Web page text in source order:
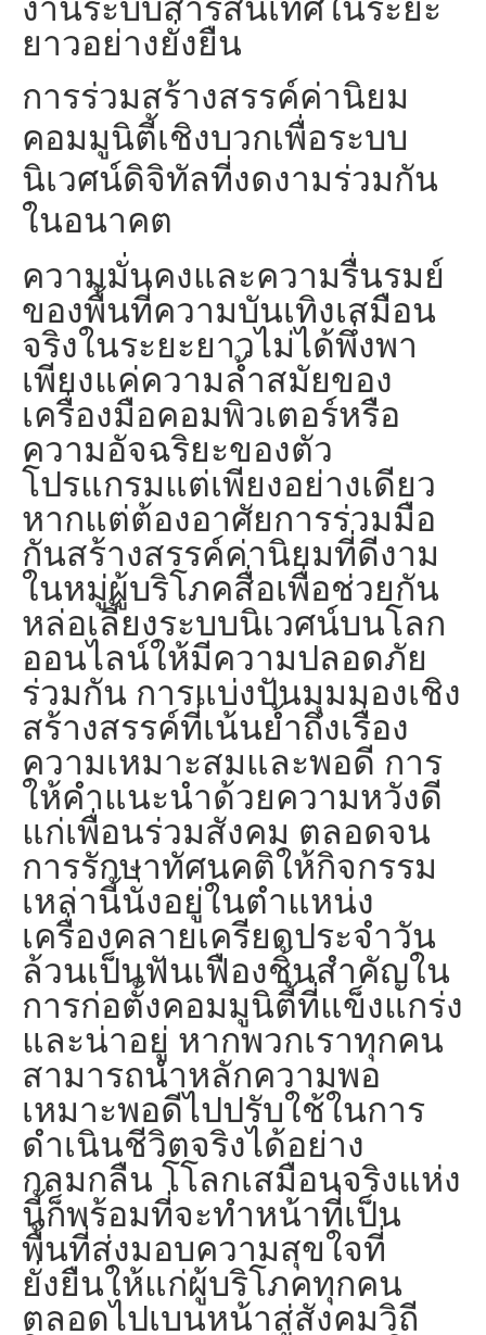
ยาวอย่างยั่งยืน
การร่วมสร้างสรรค์ค่านิยม
คอมมูนิตี้เชิงบวกเพื่อระบบ
นิเวศน์ดิจิทัลที่งดงามร่วมกัน
ในอนาคต
ความมั่นคงและความรื่นรมย์
ของพื้นที่ความบันเทิงเสมือน
จริงในระยะยาวไม่ได้พึ่งพา
เพียงแค่ความล้ำสมัยของ
เครื่องมือคอมพิวเตอร์หรือ
ความอัจฉริยะของตัว
โปรแกรมแต่เพียงอย่างเดียว
หากแต่ต้องอาศัยการร่วมมือ
กันสร้างสรรค์ค่านิยมที่ดีงาม
ในหมู่ผู้บริโภคสื่อเพื่อช่วยกัน
หล่อเลี้ยงระบบนิเวศน์บนโลก
ออนไลน์ให้มีความปลอดภัย
ร่วมกัน การแบ่งปันมุมมองเชิง
สร้างสรรค์ที่เน้นย้ำถึงเรื่อง
ความเหมาะสมและพอดี การ
ให้คำแนะนำด้วยความหวังดี
แก่เพื่อนร่วมสังคม ตลอดจน
การรักษาทัศนคติให้กิจกรรม
เหล่านี้นั่งอยู่ในตำแหน่ง
เครื่องคลายเครียดประจำวัน
ล้วนเป็นฟันเฟืองชิ้นสำคัญใน
การก่อตั้งคอมมูนิตี้ที่แข็งแกร่ง
และน่าอยู่ หากพวกเราทุกคน
สามารถนำหลักความพอ
เหมาะพอดีไปปรับใช้ในการ
ดำเนินชีวิตจริงได้อย่าง
กลมกลืน โโลกเสมือนจริงแห่ง
นี้ก็พร้อมที่จะทำหน้าที่เป็น
พื้นที่ส่งมอบความสุขใจที่
ยั่งยืนให้แก่ผู้บริโภคทุกคน
ตลอดไปเบนหน้าสู่สังคมวิถี